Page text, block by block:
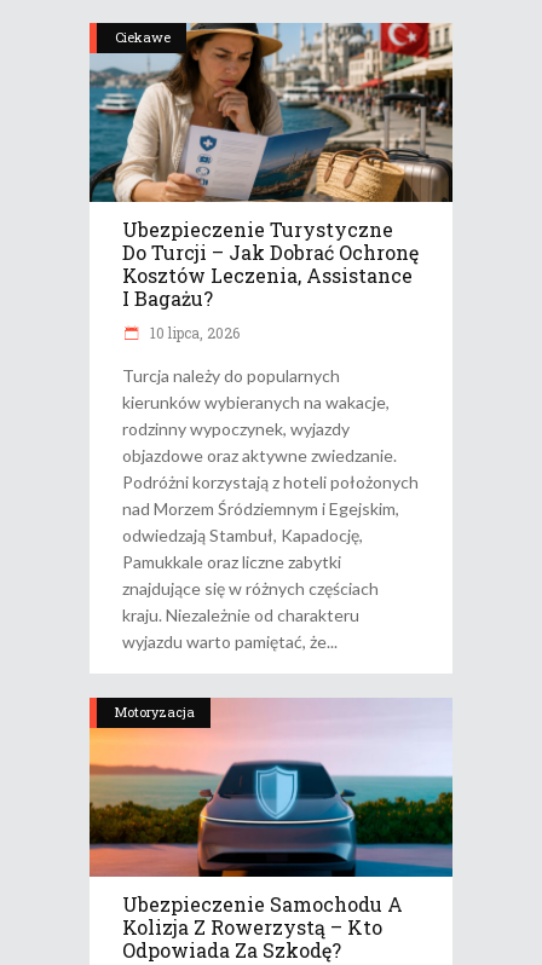
Ciekawe
Ubezpieczenie Turystyczne
Do Turcji – Jak Dobrać Ochronę
Kosztów Leczenia, Assistance
I Bagażu?
10 lipca, 2026
Turcja należy do popularnych
kierunków wybieranych na wakacje,
rodzinny wypoczynek, wyjazdy
objazdowe oraz aktywne zwiedzanie.
Podróżni korzystają z hoteli położonych
nad Morzem Śródziemnym i Egejskim,
odwiedzają Stambuł, Kapadocję,
Pamukkale oraz liczne zabytki
znajdujące się w różnych częściach
kraju. Niezależnie od charakteru
wyjazdu warto pamiętać, że
Motoryzacja
Ubezpieczenie Samochodu A
Kolizja Z Rowerzystą – Kto
Odpowiada Za Szkodę?